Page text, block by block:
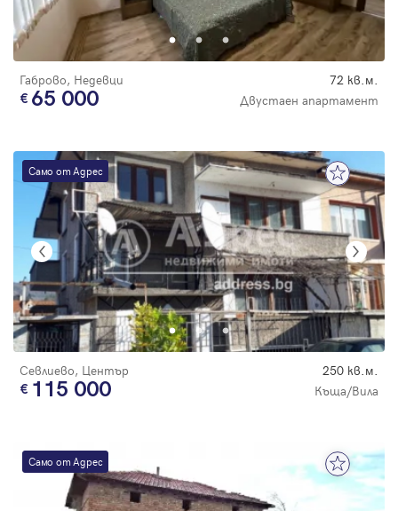
Габрово, Недевци 72 кв.м.
65 000 Двустаен апартамент
Само от Адрес
Севлиево, Център 250 кв.м.
115 000 Къща/Вила
Само от Адрес
Парола
Забравена парола
Регистрация